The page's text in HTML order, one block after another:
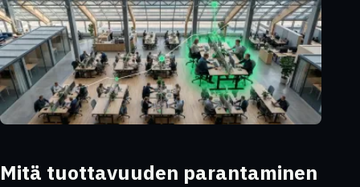
Mitä tuottavuuden parantaminen